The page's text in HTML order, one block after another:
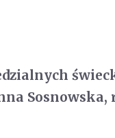
Sosnowska,